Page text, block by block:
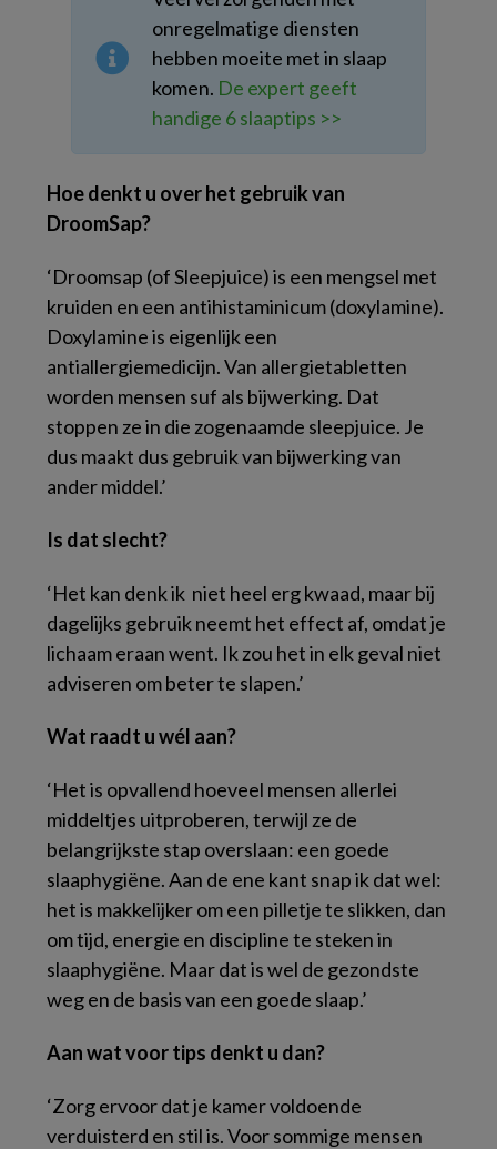
onregelmatige diensten
hebben moeite met in slaap
komen. De expert geeft
handige 6 slaaptips >>
Hoe denkt u over het gebruik van
DroomSap?
‘Droomsap (of Sleepjuice) is een mengsel met
kruiden en een antihistaminicum (doxylamine).
Doxylamine is eigenlijk een
antiallergiemedicijn. Van allergietabletten
worden mensen suf als bijwerking. Dat
stoppen ze in die zogenaamde sleepjuice. Je
dus maakt dus gebruik van bijwerking van
ander middel.’
Is dat slecht?
‘Het kan denk ik niet heel erg kwaad, maar bij
dagelijks gebruik neemt het effect af, omdat je
lichaam eraan went. Ik zou het in elk geval niet
adviseren om beter te slapen.’
Wat raadt u wél aan?
‘Het is opvallend hoeveel mensen allerlei
middeltjes uitproberen, terwijl ze de
belangrijkste stap overslaan: een goede
slaaphygiëne. Aan de ene kant snap ik dat wel:
het is makkelijker om een pilletje te slikken, dan
om tijd, energie en discipline te steken in
slaaphygiëne. Maar dat is wel de gezondste
weg en de basis van een goede slaap.’
Aan wat voor tips denkt u dan?
‘Zorg ervoor dat je kamer voldoende
verduisterd en stil is. Voor sommige mensen